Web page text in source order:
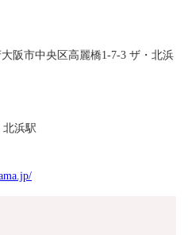
大阪市中央区高麗橋1-7-3 ザ・北浜
北浜駅